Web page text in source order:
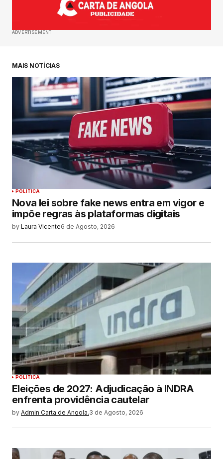
ADVERTISEMENT
MAIS NOTÍCIAS
POLITICA
Nova lei sobre fake news entra em vigor e
impõe regras às plataformas digitais
by Laura Vicente6 de Agosto, 2026
POLITICA
Eleições de 2027: Adjudicação à INDRA
enfrenta providência cautelar
by Admin Carta de Angola.3 de Agosto, 2026